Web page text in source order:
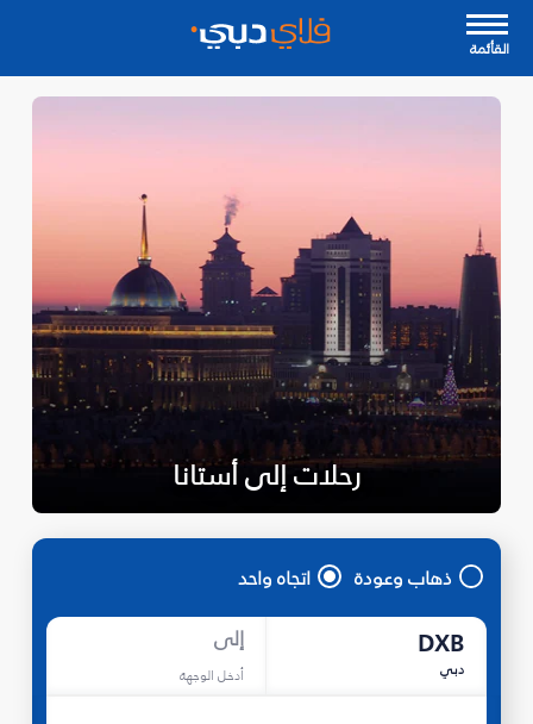
القأئمة
رحلات إلى أستانا
ذهاب وعودة اتجاه واحد
DXB
دبي
إلى
أدخل الوجهة